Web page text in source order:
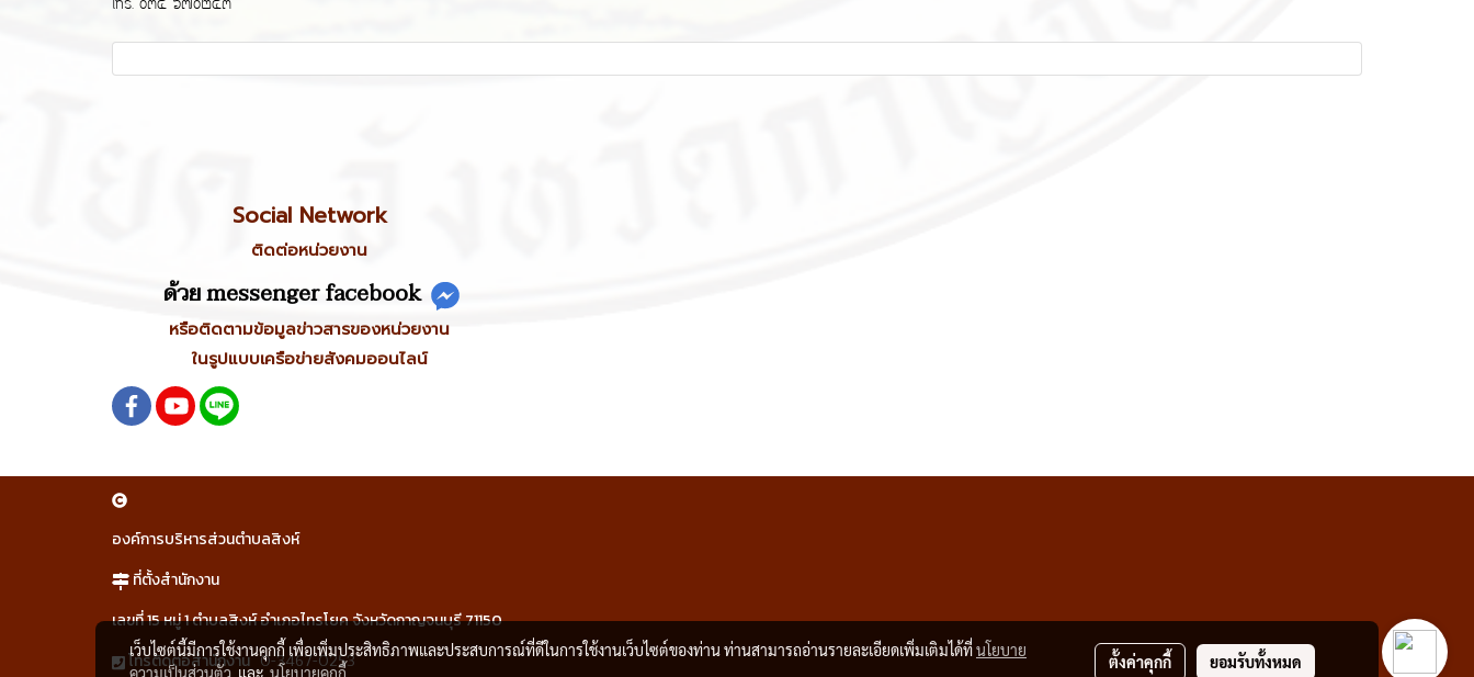
โทร. ๐๓๔ ๖๗๐๒๕๓
Social Network
ติดต่อหน่วยงาน
ด้วย messenger facebook
หรือติดตามข้อมูลข่าวสารของหน่วยงาน
ในรูปแบบเครือข่ายสังคมออนไลน์
องค์การบริหารส่วนตำบลสิงห์
ที่ตั้งสำนักงาน
เลขที่ 15 หมู่ 1 ตำบลสิงห์ อำเภอไทรโยค จังหวัดกาญจนบุรี 71150
โทรติดต่อสำนักงาน0-3467-0253
เว็บไซต์นี้มีการใช้งานคุกกี้ เพื่อเพิ่มประสิทธิภาพและประสบการณ์ที่ดีในการใช้งานเว็บไซต์ของท่าน ท่านสามารถอ่านรายละเอียดเพิ่มเติมได้ที่นโยบาย
ความเป็นส่วนตัวและนโยบายคุกกี้
ตั้งค่าคุกกี้ ยอมรับทั้งหมด